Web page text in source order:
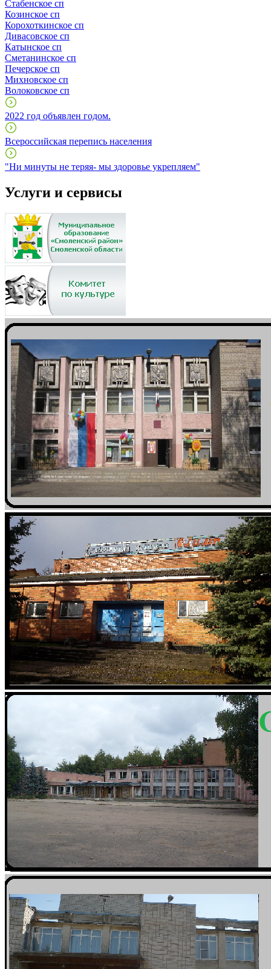
Стабенское сп
Козинское сп
Корохоткинское сп
Дивасовское сп
Катынское сп
Сметанинское сп
Печерское сп
Михновское сп
Волоковское сп
2022 год объявлен годом.
Всероссийская перепись населения
"Ни минуты не теряя- мы здоровье укрепляем"
Услуги и сервисы